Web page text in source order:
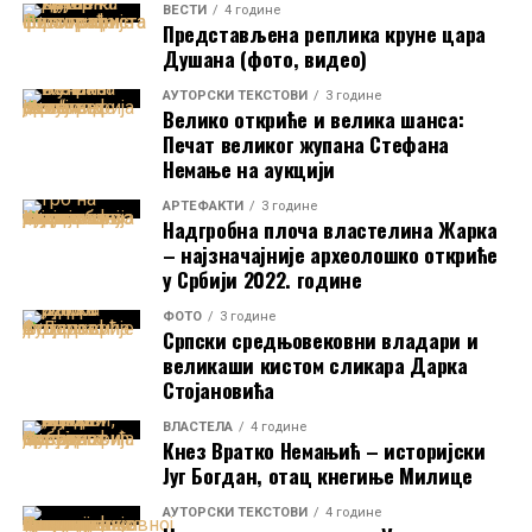
века“, каже Јасмина Ћирић.
Данила II. Архитектура цркава припада
византијској школи, које су карактеристичне за
српску средњовековну уметност тог доба
Света Недеља (Киријакија)је на фрескама у
Цркви Богородице Одигитрије у Пећкој
патријаршији иЦркви Богородице Љевишке у
приказана саокруглим минђушама
опточеним крупним зрнима бисера
одговарају типу изложеног примерка. Уз саму
минђушу, посетиоци ће моћи да виде и одштампане
слике фресака, које омогућавају непосредно
поређење накита и његовог ликовног приказа,
наводи се у саопштењу.
Посетиоци Етнографског музеја моћи ће да виде ову
минђушуод 14. до 17. фебруара ,од 10 до 20 сати
ВЕСТИ 4 године
Представљена реплика круне цара
Душана (фото, видео)
AУТОРСКИ ТЕКСТОВИ 3 године
Велико откриће и велика шанса:
Печат великог жупана Стефана
Немање на аукцији
АРТЕФАКТИ 3 године
Надгробна плоча властелина Жарка
– најзначајније археолошко откриће
у Србији 2022. године
ФОТО 3 године
Српски средњовековни владари и
великаши кистом сликара Дарка
Стојановића
ВЛАСТЕЛА 4 године
Кнез Вратко Немањић – историјски
Југ Богдан, отац кнегиње Милице
AУТОРСКИ ТЕКСТОВИ 4 године